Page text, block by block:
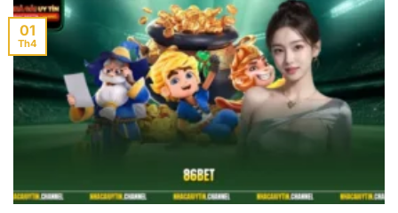
01
Th4